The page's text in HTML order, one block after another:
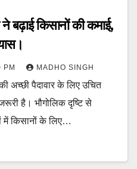
बढ़ाई किसानों की कमाई,
PM MADHO SINGH
अच्छी पैदावार के लिए उचित
है। भौगोलिक दृष्टि से
में किसानों के लिए…